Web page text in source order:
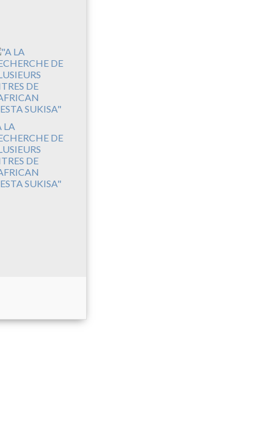
LA
DE
DE
SUKISA"